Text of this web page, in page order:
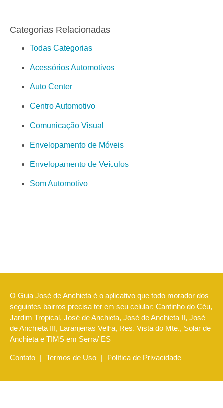
Categorias Relacionadas
Todas Categorias
Acessórios Automotivos
Auto Center
Centro Automotivo
Comunicação Visual
Envelopamento de Móveis
Envelopamento de Veículos
Som Automotivo
O Guia José de Anchieta é o aplicativo que todo morador dos
seguintes bairros precisa ter em seu celular: Cantinho do Céu,
Jardim Tropical, José de Anchieta, José de Anchieta II, José
de Anchieta III, Laranjeiras Velha, Res. Vista do Mte., Solar de
Anchieta e TIMS em Serra/ ES
Contato | Termos de Uso | Política de Privacidade